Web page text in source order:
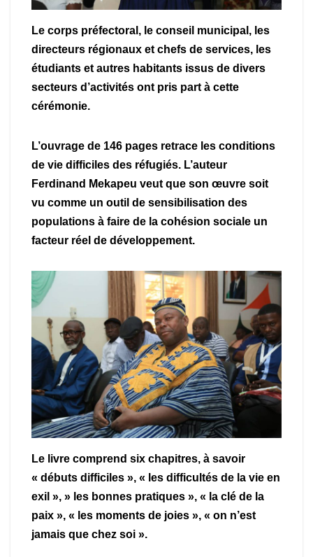
Le corps préfectoral, le conseil municipal, les
directeurs régionaux et chefs de services, les
étudiants et autres habitants issus de divers
secteurs d’activités ont pris part à cette
cérémonie.
L’ouvrage de 146 pages retrace les conditions
de vie difficiles des réfugiés. L’auteur
Ferdinand Mekapeu veut que son œuvre soit
vu comme un outil de sensibilisation des
populations à faire de la cohésion sociale un
facteur réel de développement.
Le livre comprend six chapitres, à savoir
« débuts difficiles », « les difficultés de la vie en
exil », » les bonnes pratiques », « la clé de la
paix », « les moments de joies », « on n’est
jamais que chez soi ».